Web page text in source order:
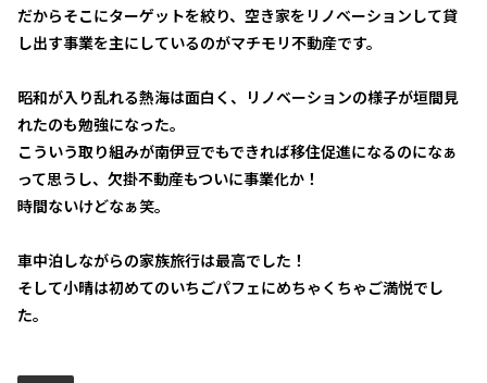
だからそこにターゲットを絞り、空き家をリノベーションして貸
し出す事業を主にしているのがマチモリ不動産です。
昭和が入り乱れる熱海は面白く、リノベーションの様子が垣間見
れたのも勉強になった。
こういう取り組みが南伊豆でもできれば移住促進になるのになぁ
って思うし、欠掛不動産もついに事業化か！
時間ないけどなぁ笑。
車中泊しながらの家族旅行は最高でした！
そして小晴は初めてのいちごパフェにめちゃくちゃご満悦でし
た。